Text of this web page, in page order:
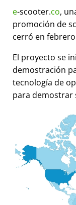
e-scooter.co,
promoción de
cerró en febrero
El proyecto se
demostración
tecnología de
para demostrar